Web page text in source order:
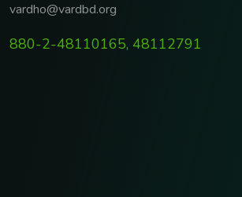
vardho@vardbd.org
880-2-48110165, 48112791